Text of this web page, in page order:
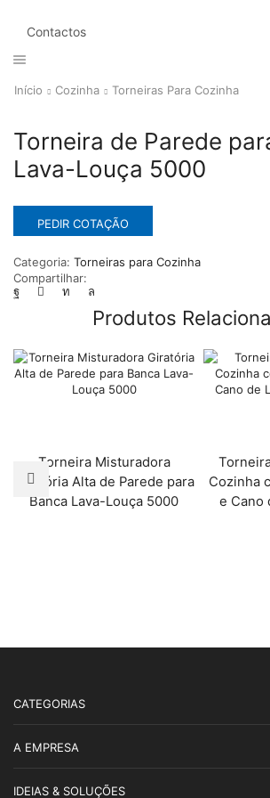
Contactos
Início Cozinha Torneiras Para Cozinha
Torneira de Parede
Lava-Louça 5000
PEDIR COTAÇÃO
Categoria: Torneiras para Cozinha
Compartilhar:
Produtos
Torneira Misturadora
Giratória Alta de Parede para
Banca Lava-Louça 5000
Cozinha
e Cano
CATEGORIAS
A EMPRESA
IDEIAS & SOLUÇÕES